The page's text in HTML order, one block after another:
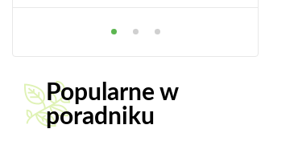
Popularne w
poradniku